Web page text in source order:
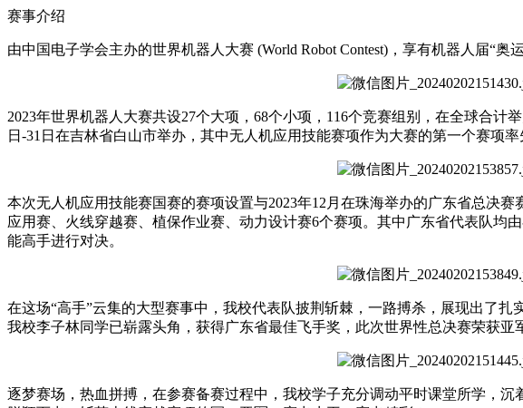
方
尚
暨
汉
帛
31
届
中
青
年
师
赛事介绍
由中国电子学会主办的世界机器人大赛 (World Robot Contest)，享有机器人届“
2023年世界机器人大赛共设27个大项，68个小项，116个竞赛组别，在全球合计
日-31日在吉林省白山市举办，其中无人机应用技能赛项作为大赛的第一个赛项率
本次无人机应用技能赛国赛的赛项设置与2023年12月在珠海举办的广东省总决
应用赛、火线穿越赛、植保作业赛、动力设计赛6个赛项。其中广东省代表队
能高手进行对决。
在这场“高手”云集的大型赛事中，我校代表队披荆斩棘，一路搏杀，展现出了
我校李子林同学已崭露头角，获得广东省最佳飞手奖，此次世界性总决赛荣获亚
逐梦赛场，热血拼搏，在参赛备赛过程中，我校学子充分调动平时课堂所学，